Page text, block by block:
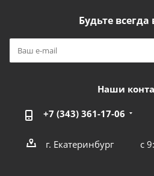
Будьте всегда
Наши
+7 (343) 361-17-06
г. Екатеринбург с